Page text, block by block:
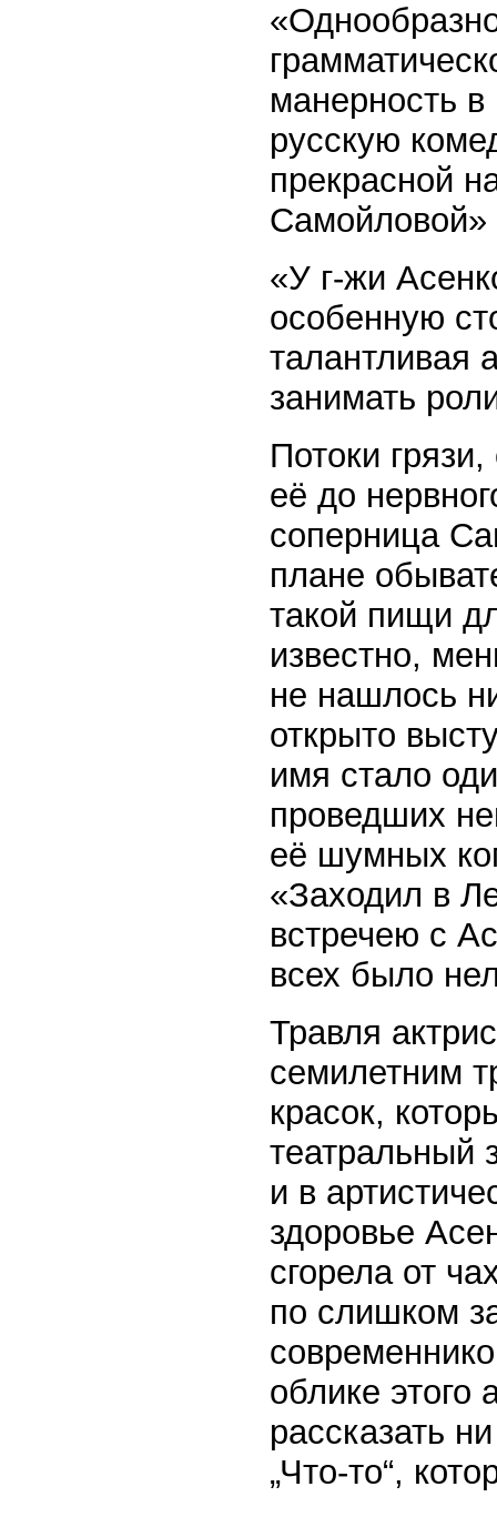
манерность
русскую
прекрасной
Самойловой»
«У г-жи
особенную
талантливая
занимать
Потоки
её до
соперница
плане
такой пищи
известно,
не нашлось
открыто
имя стало
проведших
её шумных
«Заходил в
встречею с
всех было
Травля
семилетним
красок,
театральный
и в
здоровье
сгорела от
по слишком
облике этого
рассказать
„Что-то“,